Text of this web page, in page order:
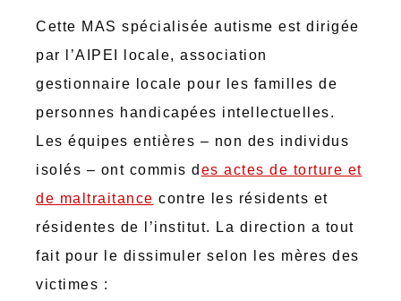
Cette MAS spécialisée autisme est dirigée
par l’AIPEI locale, association
gestionnaire locale pour les familles de
personnes handicapées intellectuelles.
Les équipes entières – non des individus
isolés – ont commis d es actes de torture et
de maltraitance contre les résidents et
résidentes de l’institut. La direction a tout
fait pour le dissimuler selon les mères des
victimes :